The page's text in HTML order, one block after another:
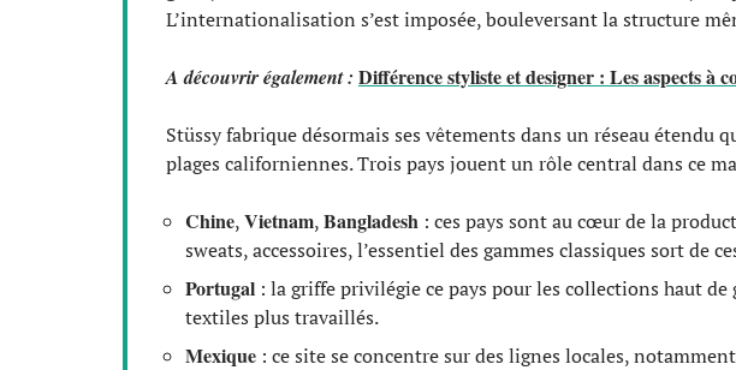
L’internationalisation s’est imposée, bouleversant la structure
A découvrir également : Différence styliste et designer : Les aspects à
Stüssy fabrique désormais ses vêtements dans un réseau étendu
plages californiennes. Trois pays jouent un rôle central dans ce
Chine,Vietnam,Bangladesh : ces pays sont au cœur de la
sweats, accessoires, l’essentiel des gammes classiques sort de
Portugal : la griffe privilégie ce pays pour les collections haut de
textiles plus travaillés.
Mexique : ce site se concentre sur des lignes locales,